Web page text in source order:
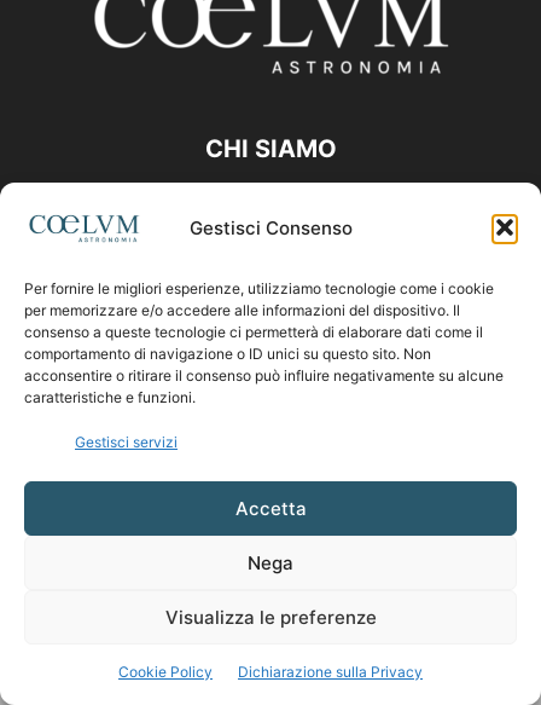
Gestisci Consenso
Per fornire le migliori esperienze, utilizziamo tecnologie come i cookie
per memorizzare e/o accedere alle informazioni del dispositivo. Il
consenso a queste tecnologie ci permetterà di elaborare dati come il
comportamento di navigazione o ID unici su questo sito. Non
acconsentire o ritirare il consenso può influire negativamente su alcune
caratteristiche e funzioni.
Gestisci servizi
Accetta
Nega
Visualizza le preferenze
Cookie Policy Dichiarazione sulla Privacy
CHI SIAMO
Contattaci:coelumastro@coelum.com
SEGUICI